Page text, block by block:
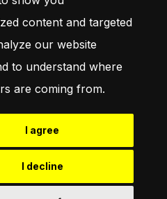
content and targeted
our website
to understand where
are coming from.
I agree
I decline
S'Abonner
notre
Naro Dev